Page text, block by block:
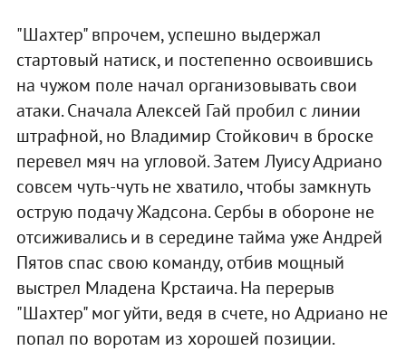
"Шахтер" впрочем, успешно выдержал
стартовый натиск, и постепенно освоившись
на чужом поле начал организовывать свои
атаки. Сначала Алексей Гай пробил с линии
штрафной, но Владимир Стойкович в броске
перевел мяч на угловой. Затем Луису Адриано
совсем чуть-чуть не хватило, чтобы замкнуть
острую подачу Жадсона. Сербы в обороне не
отсиживались и в середине тайма уже Андрей
Пятов спас свою команду, отбив мощный
выстрел Младена Крстаича. На перерыв
"Шахтер" мог уйти, ведя в счете, но Адриано не
попал по воротам из хорошей позиции.